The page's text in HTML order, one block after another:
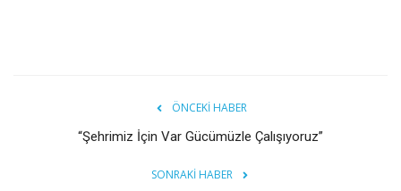
ÖNCEKI HABER
“Şehrimiz İçin Var Gücümüzle Çalışıyoruz”
SONRAKI HABER